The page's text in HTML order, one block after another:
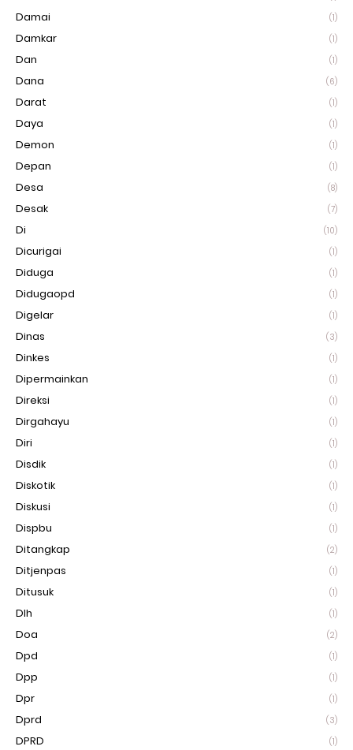
Damai (1)
Damkar (1)
Dan (1)
Dana (6)
Darat (1)
Daya (1)
Demon (1)
Depan (1)
Desa (8)
Desak (7)
Di (10)
Dicurigai (1)
Diduga (1)
Didugaopd (1)
Digelar (1)
Dinas (3)
Dinkes (1)
Dipermainkan (1)
Direksi (1)
Dirgahayu (1)
Diri (1)
Disdik (1)
Diskotik (1)
Diskusi (1)
Dispbu (1)
Ditangkap (2)
Ditjenpas (1)
Ditusuk (1)
Dlh (1)
Doa (2)
Dpd (1)
Dpp (1)
Dpr (1)
Dprd (3)
DPRD (1)